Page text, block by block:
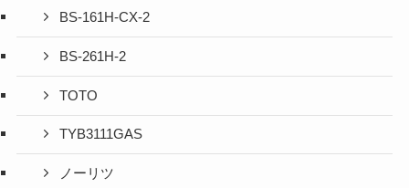
BS-161H-CX-2
BS-261H-2
TOTO
TYB3111GAS
ノーリツ